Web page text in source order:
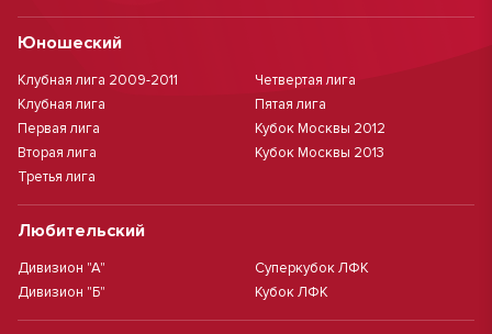
Юношеский
Клубная лига 2009-2011
Клубная лига
Первая лига
Вторая лига
Третья лига
Четвертая лига
Пятая лига
Кубок Москвы 2012
Кубок Москвы 2013
Любительский
Дивизион "А"
Дивизион "Б"
Суперкубок ЛФК
Кубок ЛФК